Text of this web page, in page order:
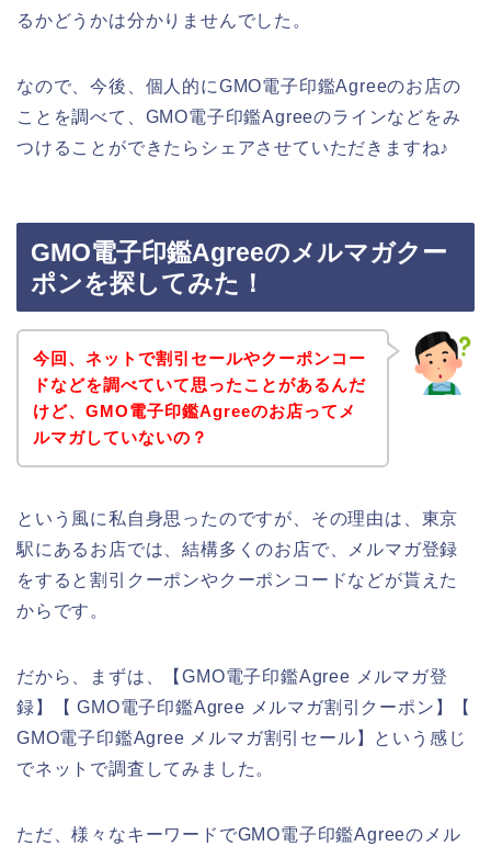
るかどうかは分かりませんでした。
なので、今後、個人的にGMO電子印鑑Agreeのお店の
ことを調べて、GMO電子印鑑Agreeのラインなどをみ
つけることができたらシェアさせていただきますね♪
GMO電子印鑑Agreeのメルマガクー
ポンを探してみた！
今回、ネットで割引セールやクーポンコー
ドなどを調べていて思ったことがあるんだ
けど、GMO電子印鑑Agreeのお店ってメ
ルマガしていないの？
という風に私自身思ったのですが、その理由は、東京
駅にあるお店では、結構多くのお店で、メルマガ登録
をすると割引クーポンやクーポンコードなどが貰えた
からです。
だから、まずは、【GMO電子印鑑Agree メルマガ登
録】【 GMO電子印鑑Agree メルマガ割引クーポン】【
GMO電子印鑑Agree メルマガ割引セール】という感じ
でネットで調査してみました。
ただ、様々なキーワードでGMO電子印鑑Agreeのメル